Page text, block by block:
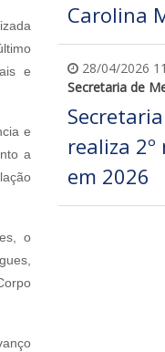
e
e
a
o
Carolina
28/04/2026
Secretaria de
realiza
em 2026